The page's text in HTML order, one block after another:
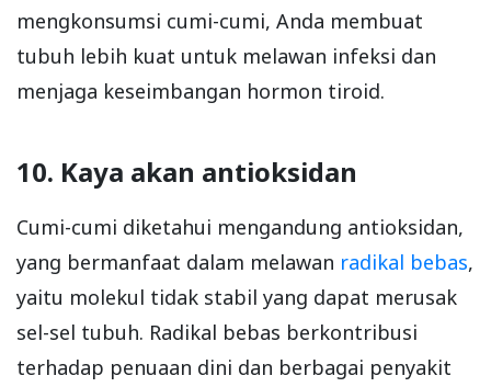
mengkonsumsi cumi-cumi, Anda membuat
tubuh lebih kuat untuk melawan infeksi dan
menjaga keseimbangan hormon tiroid.
10. Kaya akan antioksidan
Cumi-cumi diketahui mengandung antioksidan,
yang bermanfaat dalam melawan radikal bebas,
yaitu molekul tidak stabil yang dapat merusak
sel-sel tubuh. Radikal bebas berkontribusi
terhadap penuaan dini dan berbagai penyakit